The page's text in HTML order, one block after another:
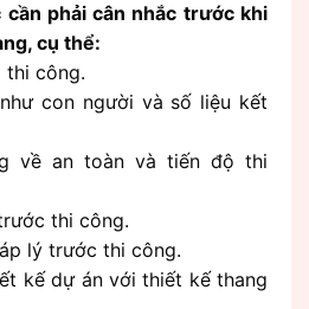
phải cân nhắc trước khi
cụ thể:
thi công.
con người và số liệu kết
về an toàn và tiến độ thi
thi công.
lý trước thi công.
kế dự án với thiết kế thang